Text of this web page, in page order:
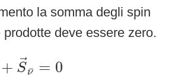
la somma degli spin
deve essere zero.
+ →
S¯
ν = 0
S→